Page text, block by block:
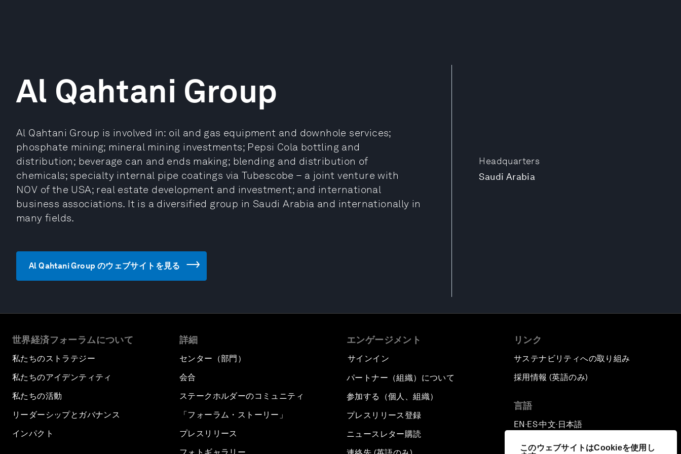
このウェブサイトはCookieを使用し
Headquarters
Saudi Arabia
Al Qahtani Group
Al Qahtani Group is involved in: oil and gas equipment and downhole services;
phosphate mining; mineral mining investments; Pepsi Cola bottling and
distribution; beverage can and ends making; blending and distribution of
chemicals; specialty internal pipe coatings via Tubescobe – a joint venture with
NOV of the USA; real estate development and investment; and international
business associations. It is a diversified group in Saudi Arabia and internationally in
many fields.
Al Qahtani Group のウェブサイトを見る
世界経済フォーラムについて
私たちのストラテジー
私たちのアイデンティティ
私たちの活動
リーダーシップとガバナンス
インパクト
詳細
センター（部門）
会合
ステークホルダーのコミュニティ
「フォーラム・ストーリー」
プレスリリース
エンゲージメント
サインイン
パートナー（組織）について
参加する（個人、組織）
プレスリリース登録
ニュースレター購読
リンク
サステナビリティへの取り組み
採用情報 (英語のみ)
言語
EN ▪ES▪中文▪ 日本語